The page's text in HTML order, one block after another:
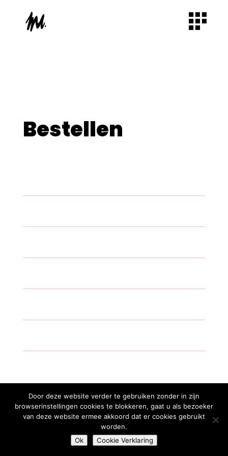
Bestellen
2018 Mark-Up, Designed by me | Privacy-en
Door deze website verder te gebruiken zonder in zijn
browserinstellingen cookies te blokkeren, gaat u als bezoeker
van deze website ermee akkoord dat er cookies gebruikt
worden.
Ok
Cookie Verklaring